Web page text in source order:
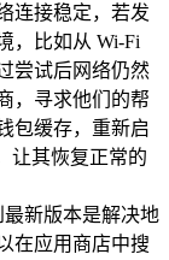
连接稳定，若发
，比如从 Wi-Fi
尝试后网络仍然
，寻求他们的帮
包缓存，重新启
让其恢复正常的
最新版本是解决地
在应用商店中搜